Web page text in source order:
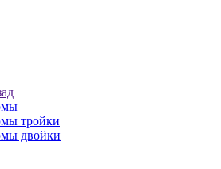
тройки
двойки